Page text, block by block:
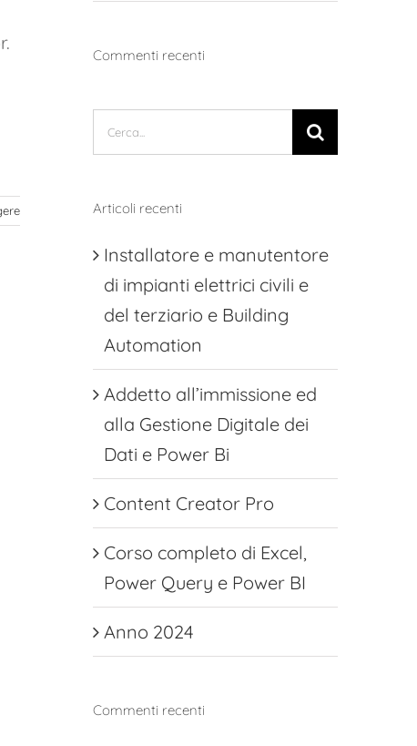
Commenti recenti
Cerca
per:
Articoli recenti
Installatore e manutentore
di impianti elettrici civili e
del terziario e Building
Automation
Addetto all’immissione ed
alla Gestione Digitale dei
Dati e Power Bi
Content Creator Pro
Corso completo di Excel,
Power Query e Power BI
Anno 2024
Commenti recenti